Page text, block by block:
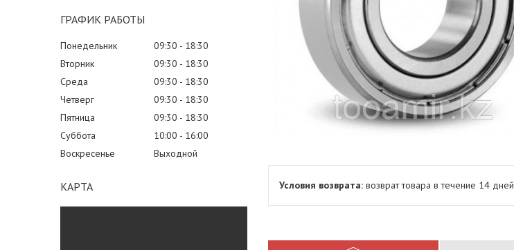
ГРАФИК РАБОТЫ
Понедельник 09:30
18:30
Вторник
09:30
18:30
Среда
09:30
18:30
Четверг
09:30
18:30
Пятница
09:30
18:30
Суббота
10:00
16:00
Воскресенье
Выходной
КАРТА возврат товара в течение 14 дней